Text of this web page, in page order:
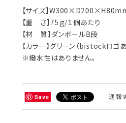
【サイズ】W300×D200×H80mm
【重 さ】75ｇ/１個あたり
【材 質】ダンボールB段
【カラー】グリーン（bistockロゴあ
※撥水性はありません。
Save 通報